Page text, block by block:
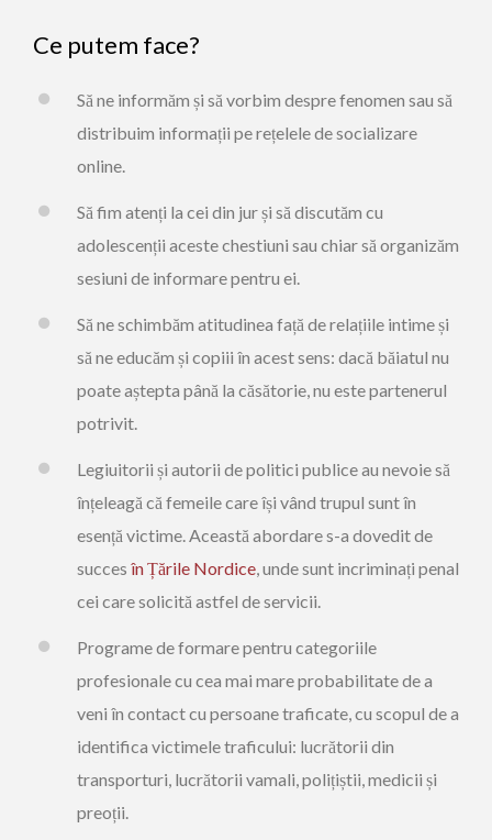
Ce putem face?
Să ne informăm și să vorbim despre fenomen sau să
distribuim informații pe rețelele de socializare
online.
Să fim atenți la cei din jur și să discutăm cu
adolescenții aceste chestiuni sau chiar să organizăm
sesiuni de informare pentru ei.
Să ne schimbăm atitudinea față de relațiile intime și
să ne educăm și copiii în acest sens: dacă băiatul nu
poate aștepta până la căsătorie, nu este partenerul
potrivit.
Legiuitorii și autorii de politici publice au nevoie să
înțeleagă că femeile care își vând trupul sunt în
esență victime. Această abordare s-a dovedit de
succes în Țările Nordice, unde sunt incriminați penal
cei care solicită astfel de servicii.
Programe de formare pentru categoriile
profesionale cu cea mai mare probabilitate de a
veni în contact cu persoane traficate, cu scopul de a
identifica victimele traficului: lucrătorii din
transporturi, lucrătorii vamali, polițiștii, medicii și
preoții.